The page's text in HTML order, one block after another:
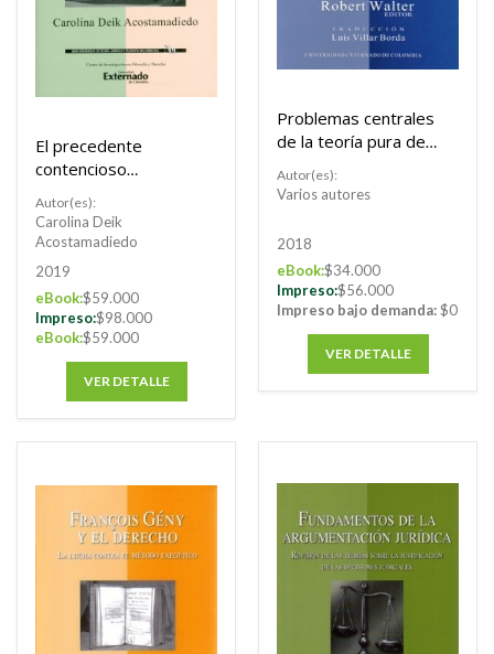
El precedente
contencioso
Autor(es):
Carolina Deik
Acostamadiedo
2019
eBook:$59.000
Impreso:$98.000
eBook:$59.000
VER DETALLE
Problemas centrales
de la teoría pura del
Autor(es):
Varios autores
2018
eBook:$34.000
Impreso:$56.000
Impreso bajo demanda:$0
VER DETALLE